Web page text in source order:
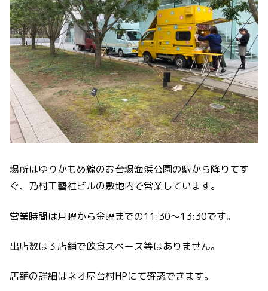
場所はゆりかもめ線のお台場海浜公園の駅から降りてす
ぐ、乃村工藝社ビルの敷地内で営業しています。
営業時間は月曜から金曜までの11:30〜13:30です。
出店数は３店舗で飲食スペース等はありません。
店舗の詳細はネオ屋台村HPにて確認できます。